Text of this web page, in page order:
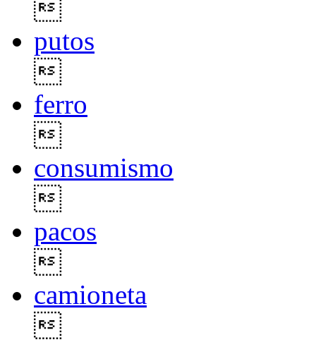
putos
ferro
consumismo
pacos
camioneta